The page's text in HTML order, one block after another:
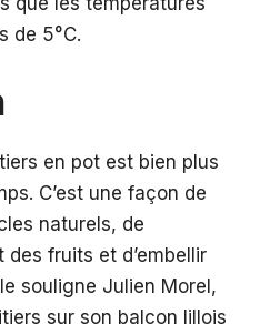
de 5°C.
en pot est bien plus
C’est une façon de
naturels, de
fruits et d’embellir
souligne Julien Morel,
sur son balcon lillois